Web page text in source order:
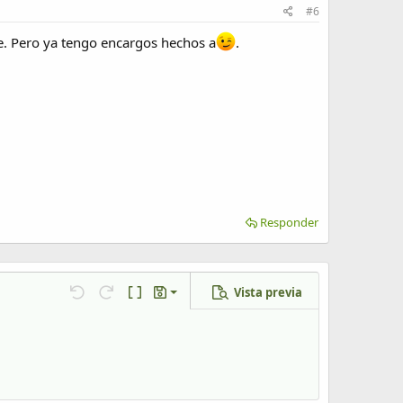
#6
Pero ya tengo encargos hechos a
.
Responder
DeshacerRehacerCambiar a código BB
Borradores
Guardar borrador
Vista previa